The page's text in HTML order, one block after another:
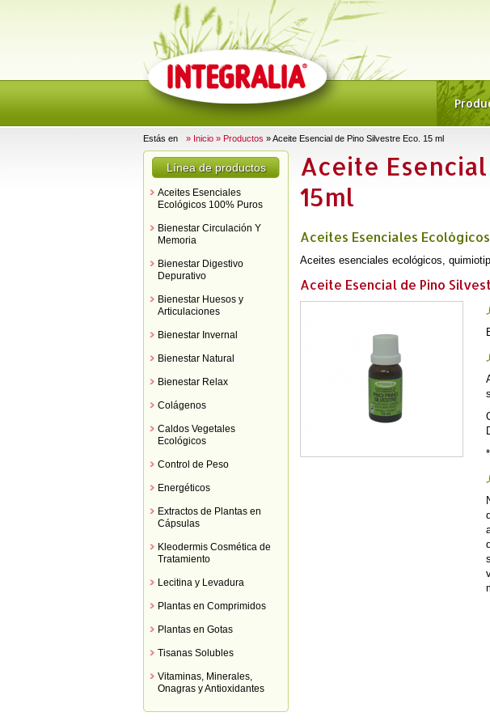
Estás en » Inicio » Productos » Aceite Esencial de Pino Silvestre Eco. 15 ml
Línea de productos
Aceites Esenciales
Ecológicos 100% Puros
Bienestar Circulación Y
Memoria
Bienestar Digestivo
Depurativo
Bienestar Huesos y
Articulaciones
Bienestar Invernal
Bienestar Natural
Bienestar Relax
Colágenos
Caldos Vegetales
Ecológicos
Control de Peso
Energéticos
Extractos de Plantas en
Cápsulas
Kleodermis Cosmética de
Tratamiento
Lecitina y Levadura
Plantas en Comprimidos
Plantas en Gotas
Tisanas Solubles
Vitaminas, Minerales,
Onagras y Antioxidantes
Aceite
15ml
Aceites Esenciales Ecológicos
Aceites esenciales ecológicos,
Aceite Esencial de Pino